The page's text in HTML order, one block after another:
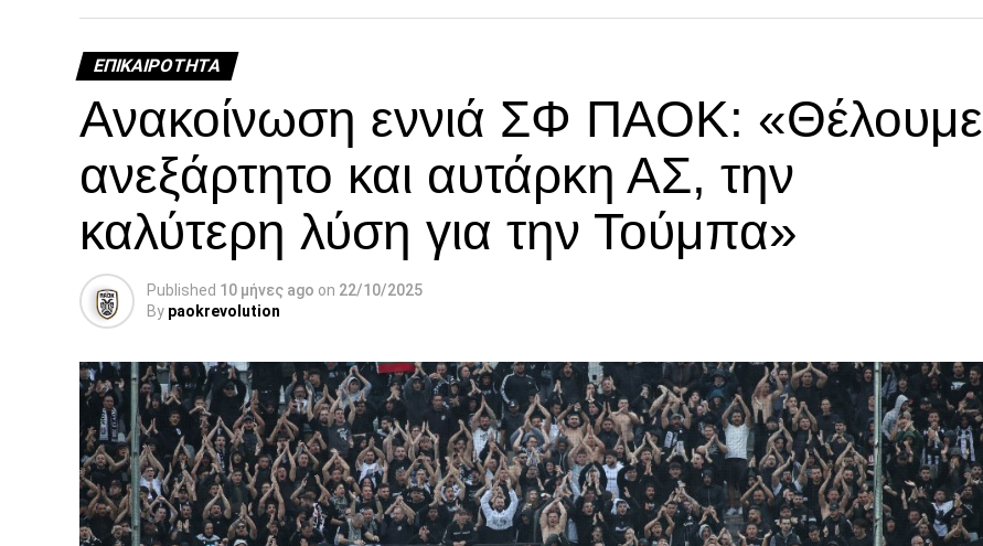
ΕΠΙΚΑΙΡΌΤΗΤΑ
Ανακοίνωση εννιά ΣΦ ΠΑΟΚ: «Θέλουμε
ανεξάρτητο και αυτάρκη ΑΣ, την
καλύτερη λύση για την Τούμπα»
Published 10 μήνες ago on 22/10/2025
By paokrevolution